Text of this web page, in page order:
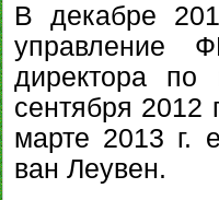
В декабре
управление
директора по
сентября 2012
марте 2013 г.
ван Леувен.